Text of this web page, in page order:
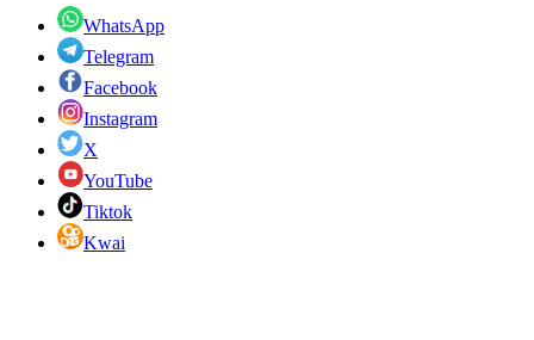
WhatsApp
Telegram
Facebook
Instagram
X
YouTube
Tiktok
Kwai